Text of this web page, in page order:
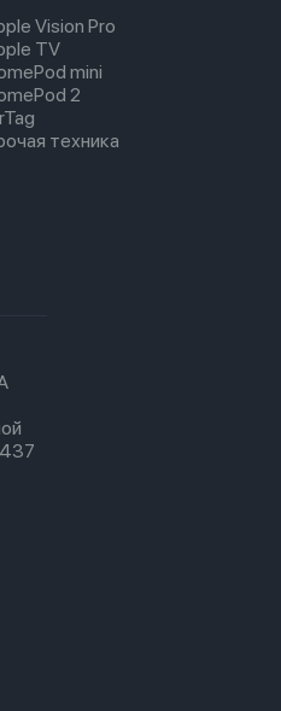
Vision Pro
TV
mini
2
техника